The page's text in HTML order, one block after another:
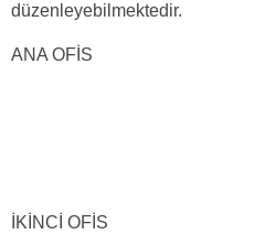
düzenleyebilmektedir.
ANA OFİS
İKİNCİ OFİS